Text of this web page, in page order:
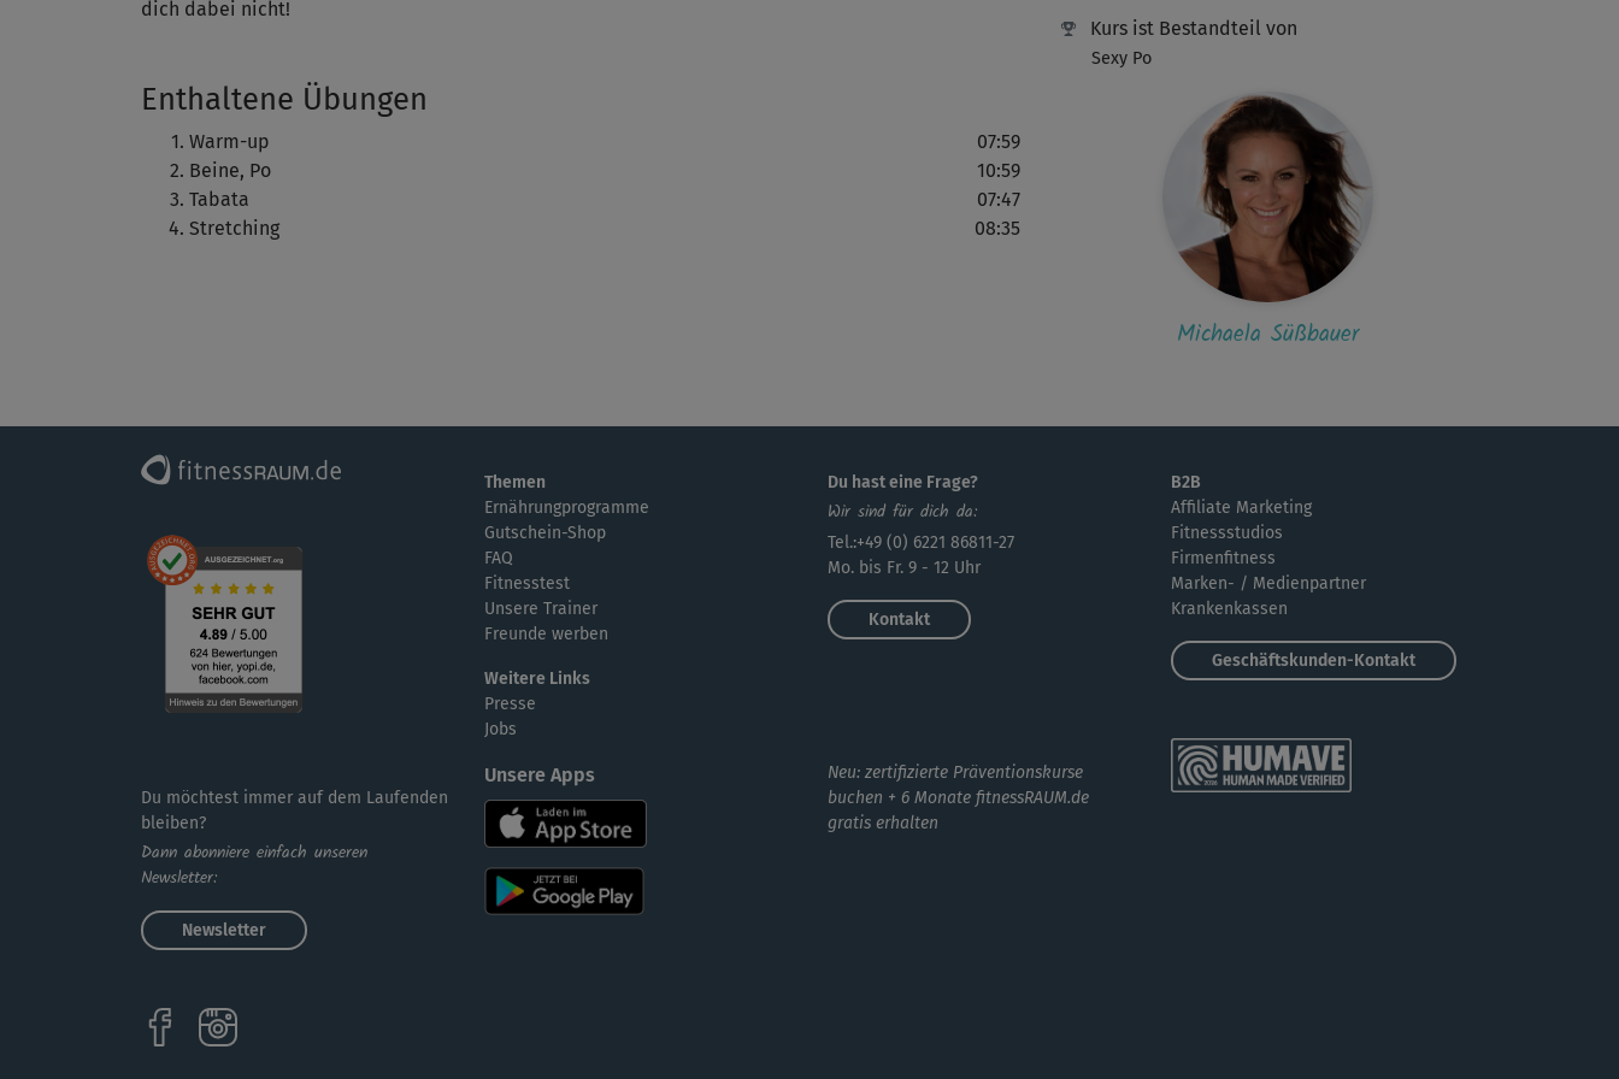
Katharina34
Super Kurs. Durchhalten lohnt sich 🙂
Super Kurs! Ich mag, dass hier wirklich auf die
saubere Ausführung der Übungen geachte...
Sabine417
Mir gefällt der kurze Tabata Teil gut als
Cardiotraining. Es sind zwar 4 Durchgänge,...
dich dabei nicht!
Enthaltene Übungen
Warm-up
07:59
Beine, Po
10:59
Tabata
07:47
Stretching
08:35
Kurs ist Bestandteil von
Sexy Po
Michaela Süßbauer
Du möchtest immer auf dem Laufenden
bleiben?
Dann abonniere einfach unseren
Newsletter:
Newsletter
Themen
Ernährungprogramme
Gutschein-Shop
FAQ
Fitnesstest
Unsere Trainer
Freunde werben
Weitere Links
Presse
Jobs
Unsere Apps
Du hast eine Frage?
Wir sind für dich da:
Tel.:+49 (0) 6221 86811-27
Mo. bis Fr. 9 - 12 Uhr
Kontakt
Neu: zertifizierte Präventionskurse
buchen + 6 Monate fitnessRAUM.de
gratis erhalten
B2B
Affiliate Marketing
Fitnessstudios
Firmenfitness
Marken- / Medienpartner
Krankenkassen
Geschäftskunden-Kontakt